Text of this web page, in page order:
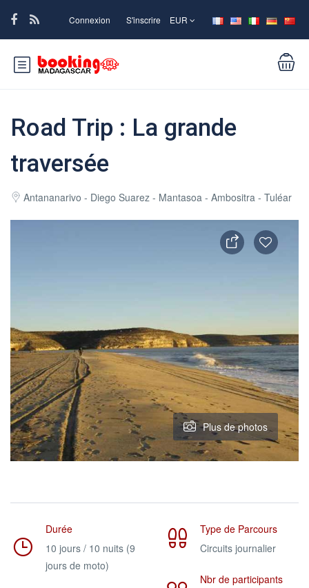
Connexion S'inscrire EUR
Road Trip : La grande
traversée
Antananarivo - Diego Suarez - Mantasoa - Ambositra - Tuléar
Plus de photos
Durée
10 jours / 10 nuits (9
jours de moto)
Type de Parcours
Circuits journalier
Nbr de participants